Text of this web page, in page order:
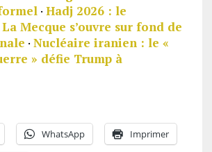
· Hadj 2026 : le
Mecque s’ouvre sur fond de
· Nucléaire iranien : le «
» défie Trump à
WhatsApp Imprimer